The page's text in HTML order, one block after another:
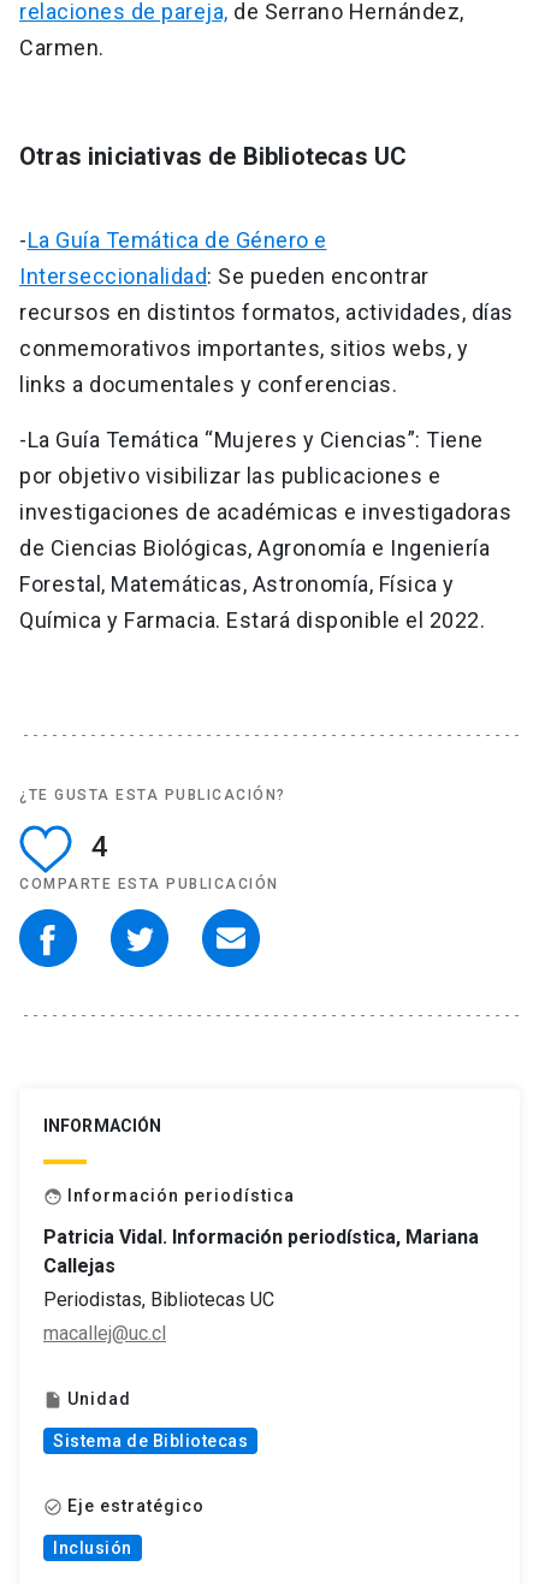
relaciones de pareja, de Serrano Hernández,
Carmen.
Otras iniciativas de Bibliotecas UC
-La Guía Temática de Género e
Interseccionalidad: Se pueden encontrar
recursos en distintos formatos, actividades, días
conmemorativos importantes, sitios webs, y
links a documentales y conferencias.
-La Guía Temática “Mujeres y Ciencias”: Tiene
por objetivo visibilizar las publicaciones e
investigaciones de académicas e investigadoras
de Ciencias Biológicas, Agronomía e Ingeniería
Forestal, Matemáticas, Astronomía, Física y
Química y Farmacia. Estará disponible el 2022.
¿TE GUSTA ESTA PUBLICACIÓN?
4
COMPARTE ESTA PUBLICACIÓN
INFORMACIÓN
face Información periodística
Patricia Vidal. Información periodística, Mariana
Callejas
Periodistas, Bibliotecas UC
macallej@uc.cl
insert_drive_file Unidad
Sistema de Bibliotecas
check_circle_outline Eje estratégico
Inclusión